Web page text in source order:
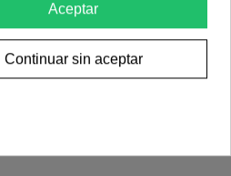
ENVASE 500 ML + 1
ENVASE 500 ML PACK
16,95 €
Ver más
Aceptar
Continuar sin aceptar